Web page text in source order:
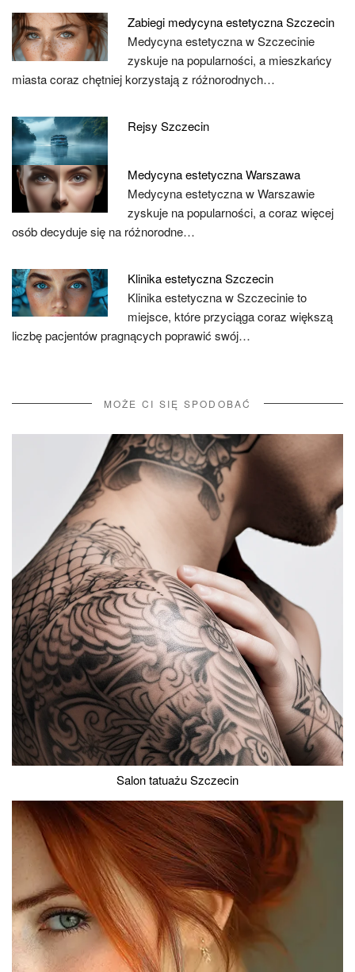
Zabiegi medycyna estetyczna Szczecin
Medycyna estetyczna w Szczecinie
zyskuje na popularności, a mieszkańcy
miasta coraz chętniej korzystają z różnorodnych…
Rejsy Szczecin
Medycyna estetyczna Warszawa
Medycyna estetyczna w Warszawie
zyskuje na popularności, a coraz więcej
osób decyduje się na różnorodne…
Klinika estetyczna Szczecin
Klinika estetyczna w Szczecinie to
miejsce, które przyciąga coraz większą
liczbę pacjentów pragnących poprawić swój…
MOŻE CI SIĘ SPODOBAĆ
Salon tatuażu Szczecin